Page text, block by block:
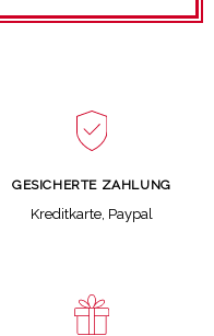
GESICHERTE ZAHLUNG
Kreditkarte, Paypal